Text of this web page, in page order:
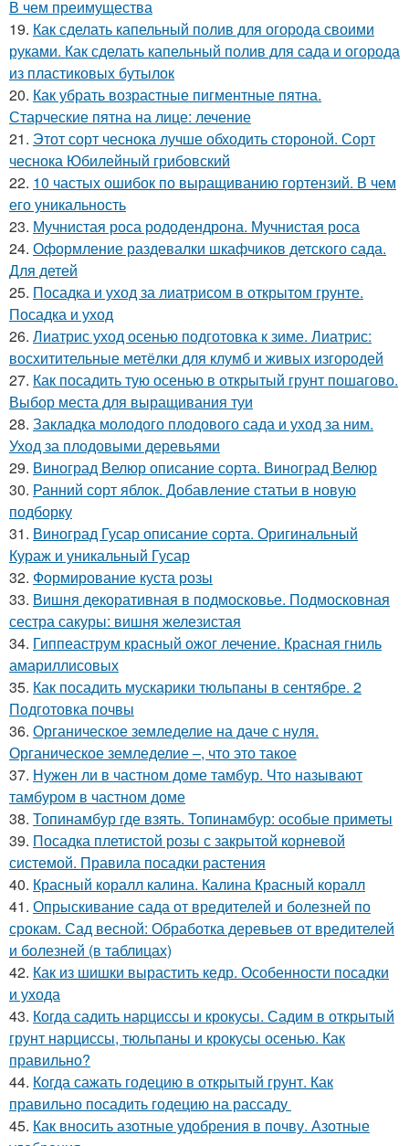
В чем преимущества
19. Как сделать капельный полив для огорода своими
руками. Как сделать капельный полив для сада и огорода
из пластиковых бутылок
20. Как убрать возрастные пигментные пятна.
Старческие пятна на лице: лечение
21. Этот сорт чеснока лучше обходить стороной. Сорт
чеснока Юбилейный грибовский
22. 10 частых ошибок по выращиванию гортензий. В чем
его уникальность
23. Мучнистая роса рододендрона. Мучнистая роса
24. Оформление раздевалки шкафчиков детского сада.
Для детей
25. Посадка и уход за лиатрисом в открытом грунте.
Посадка и уход
26. Лиатрис уход осенью подготовка к зиме. Лиатрис:
восхитительные метёлки для клумб и живых изгородей
27. Как посадить тую осенью в открытый грунт пошагово.
Выбор места для выращивания туи
28. Закладка молодого плодового сада и уход за ним.
Уход за плодовыми деревьями
29. Виноград Велюр описание сорта. Виноград Велюр
30. Ранний сорт яблок. Добавление статьи в новую
подборку
31. Виноград Гусар описание сорта. Оригинальный
Кураж и уникальный Гусар
32. Формирование куста розы
33. Вишня декоративная в подмосковье. Подмосковная
сестра сакуры: вишня железистая
34. Гиппеаструм красный ожог лечение. Красная гниль
амариллисовых
35. Как посадить мускарики тюльпаны в сентябре. 2
Подготовка почвы
36. Органическое земледелие на даче с нуля.
Органическое земледелие –, что это такое
37. Нужен ли в частном доме тамбур. Что называют
тамбуром в частном доме
38. Топинамбур где взять. Топинамбур: особые приметы
39. Посадка плетистой розы с закрытой корневой
системой. Правила посадки растения
40. Красный коралл калина. Калина Красный коралл
41. Опрыскивание сада от вредителей и болезней по
срокам. Сад весной: Обработка деревьев от вредителей
и болезней (в таблицах)
42. Как из шишки вырастить кедр. Особенности посадки
и ухода
43. Когда садить нарциссы и крокусы. Садим в открытый
грунт нарциссы, тюльпаны и крокусы осенью. Как
правильно?
44. Когда сажать годецию в открытый грунт. Как
правильно посадить годецию на рассаду
45. Как вносить азотные удобрения в почву. Азотные